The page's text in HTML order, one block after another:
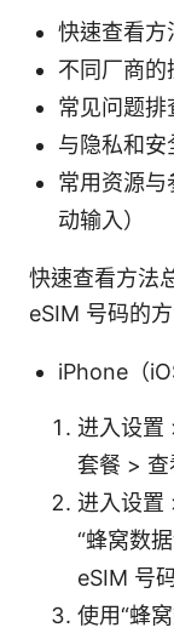
快速查看方
不同厂商的
常见问题排
与隐私和
常用资源
动输入）
快速查看方法
eSIM 号码的
iPhone（
进入设置
套餐 > 查
进入设置
“蜂窝数
eSIM 号
使用“蜂